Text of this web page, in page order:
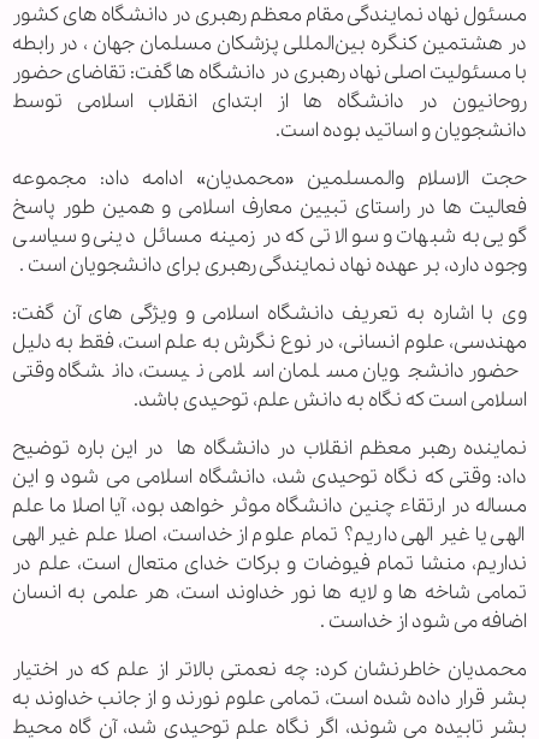
مسئول نهاد نمایندگی مقام معظم رهبری در دانشگاه های کشور
در هشتمین کنگره بین‌المللی پزشکان مسلمان جهان ، در رابطه
با مسئولیت اصلی نهاد رهبری در دانشگاه ها گفت: تقاضای حضور
روحانیون در دانشگاه ها از ابتدای انقلاب اسلامی توسط
دانشجویان و اساتید بوده است.
حجت الاسلام والمسلمین «محمدیان» ادامه داد: مجموعه
فعالیت ها در راستای تبیین معارف اسلامی و همین طور پاسخ
گویی به شبهات و سوالاتی که در زمینه مسائل دینی و سیاسی
وجود دارد، بر عهده نهاد نمایندگی رهبری برای دانشجویان است .
وی با اشاره به تعریف دانشگاه اسلامی و ویژگی های آن گفت:
مهندسی، علوم انسانی، در نوع نگرش به علم است، فقط به دلیل
حضور دانشجویان مسلمان اسلامی نیست، دانشگاه وقتی
اسلامی است که نگاه به دانش علم، توحیدی باشد.
نماینده رهبر معظم انقلاب در دانشگاه ها در این باره توضیح
داد: وقتی که نگاه توحیدی شد، دانشگاه اسلامی می شود و این
مساله در ارتقاء چنین دانشگاه موثر خواهد بود، آیا اصلا ما علم
الهی یا غیر الهی داریم؟ تمام علوم از خداست، اصلا علم غیر الهی
نداریم، منشا تمام فیوضات و برکات خدای متعال است، علم در
تمامی شاخه ها و لایه ها نور خداوند است، هر علمی به انسان
اضافه می شود از خداست .
محمدیان خاطرنشان کرد: چه نعمتی بالاتر از علم که در اختیار
بشر قرار داده شده است، تمامی علوم نورند و از جانب خداوند به
بشر تابیده می شوند، اگر نگاه علم توحیدی شد، آن گاه محیط